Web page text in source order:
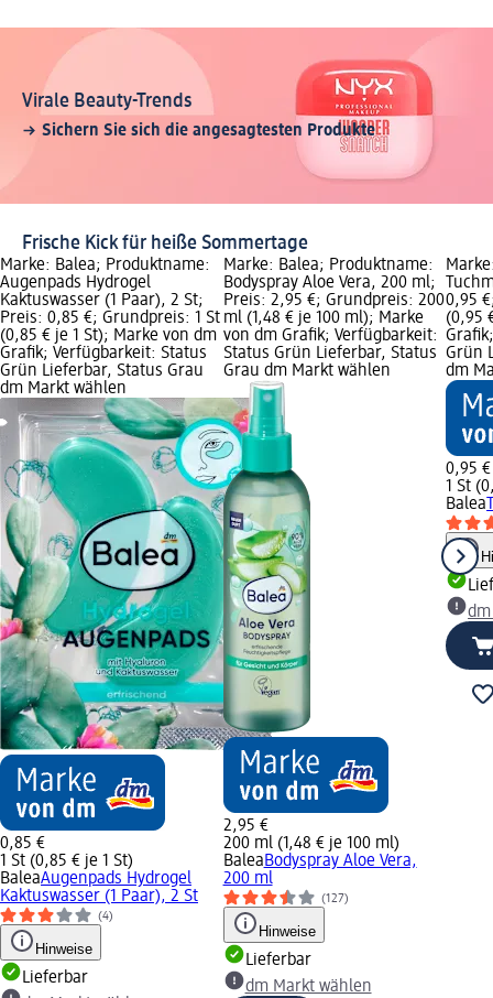
Virale Beauty-Trends
Sichern Sie sich die angesagtesten Produkte
Frische Kick für heiße Sommertage
Marke: Balea; Produktname:
Augenpads Hydrogel
Kaktuswasser (1 Paar), 2 St;
Preis: 0,85 €; Grundpreis: 1 St
(0,85 € je 1 St); Marke von dm
Grafik; Verfügbarkeit: Status
Grün Lieferbar, Status Grau
dm Markt wählen
0,85 €
1 St (0,85 € je 1 St)
BaleaAugenpads Hydrogel
Kaktuswasser (1 Paar), 2 St
(4)
Hinweise
Lieferbar
Marke: Balea; Produktname:
Bodyspray Aloe Vera, 200 ml;
Preis: 2,95 €; Grundpreis: 200
ml (1,48 € je 100 ml); Marke
von dm Grafik; Verfügbarkeit:
Status Grün Lieferbar, Status
Grau dm Markt wählen
2,95 €
200 ml (1,48 € je 100 ml)
BaleaBodyspray Aloe Vera,
200 ml
(127)
Hinweise
Lieferbar
dm Markt wählen
0,95
(0,95
Grün
dm
0,95 €
1 St
Balea